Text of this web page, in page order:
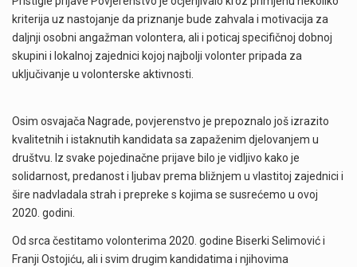
kriterija uz nastojanje da priznanje bude zahvala i motivacija za
daljnji osobni angažman volontera, ali i poticaj specifičnoj dobnoj
skupini i lokalnoj zajednici kojoj najbolji volonter pripada za
uključivanje u volonterske aktivnosti.
Osim osvajača Nagrade, povjerenstvo je prepoznalo još izrazito
kvalitetnih i istaknutih kandidata sa zapaženim djelovanjem u
društvu. Iz svake pojedinačne prijave bilo je vidljivo kako je
solidarnost, predanost i ljubav prema bližnjem u vlastitoj zajednici i
šire nadvladala strah i prepreke s kojima se susrećemo u ovoj
2020. godini.
Od srca čestitamo volonterima 2020. godine Biserki Selimović i
Franji Ostojiću, ali i svim drugim kandidatima i njihovima